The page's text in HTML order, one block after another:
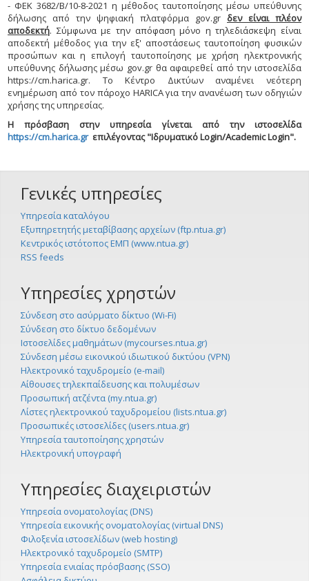
- ΦΕΚ 3682/Β/10-8-2021 η μέθοδος ταυτοποίησης μέσω υπεύθυνης
δήλωσης από την ψηφιακή πλατφόρμα gov.gr δεν είναι πλέον
αποδεκτή. Σύμφωνα με την απόφαση μόνο η τηλεδιάσκεψη είναι
αποδεκτή μέθοδος για την εξ' αποστάσεως ταυτοποίηση φυσικών
προσώπων και η επιλογή ταυτοποίησης με χρήση ηλεκτρονικής
υπεύθυνης δήλωσης μέσω gov.gr θα αφαιρεθεί από την ιστοσελίδα
https://cm.harica.gr. Το Κέντρο Δικτύων αναμένει νεότερη
ενημέρωση από τον πάροχο HARICA για την ανανέωση των οδηγιών
χρήσης της υπηρεσίας.
Η πρόσβαση στην υπηρεσία γίνεται από την ιστοσελίδα
https://cm.harica.grεπιλέγοντας "Ιδρυματικό Login/Academic Login".
Γενικές υπηρεσίες
Υπηρεσία καταλόγου
Εξυπηρετητής μεταβίβασης αρχείων (ftp.ntua.gr)
Κεντρικός ιστότοπος ΕΜΠ (www.ntua.gr)
RSS feeds
Υπηρεσίες χρηστών
Σύνδεση στο ασύρματο δίκτυο (Wi-Fi)
Σύνδεση στο δίκτυο δεδομένων
Ιστοσελίδες μαθημάτων (mycourses.ntua.gr)
Σύνδεση μέσω εικονικού ιδιωτικού δικτύου (VPN)
Ηλεκτρονικό ταχυδρομείο (e-mail)
Αίθουσες τηλεκπαίδευσης και πολυμέσων
Προσωπική ατζέντα (my.ntua.gr)
Λίστες ηλεκτρονικού ταχυδρομείου (lists.ntua.gr)
Προσωπικές ιστοσελίδες (users.ntua.gr)
Υπηρεσία ταυτοποίησης χρηστών
Ηλεκτρονική υπογραφή
Υπηρεσίες διαχειριστών
Υπηρεσία ονοματολογίας (DNS)
Υπηρεσία εικονικής ονοματολογίας (virtual DNS)
Φιλοξενία ιστοσελίδων (web hosting)
Ηλεκτρονικό ταχυδρομείο (SMTP)
Υπηρεσία ενιαίας πρόσβασης (SSO)